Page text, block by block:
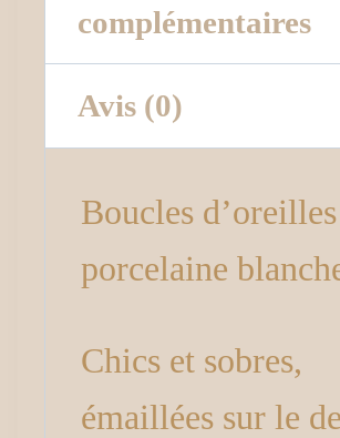
complémentaires
Avis (0)
Boucles
porcelaine
Chics et sobres,
émaillées sur le